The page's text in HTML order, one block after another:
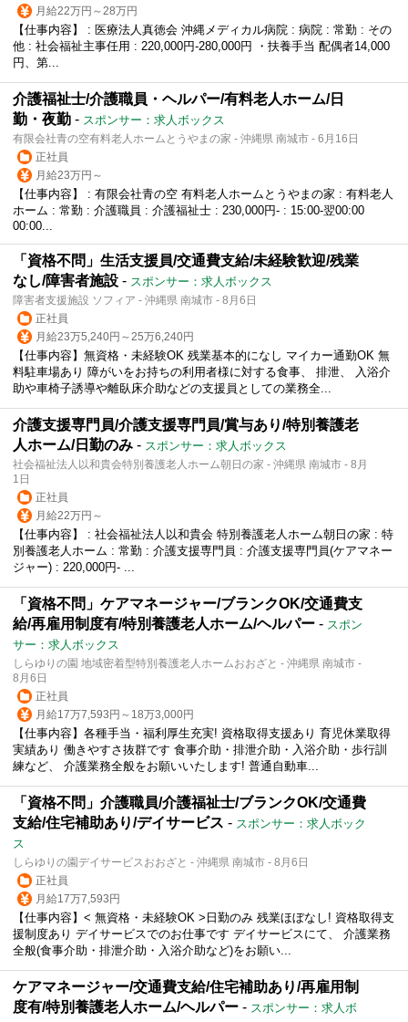
月給22万円～28万円
【仕事内容】 : 医療法人真徳会 沖縄メディカル病院 : 病院 : 常勤 : その
他 : 社会福祉主事任用 : 220,000円-280,000円 ・扶養手当 配偶者14,000
円、第...
介護福祉士/介護職員・ヘルパー/有料老人ホーム/日
勤・夜勤 - スポンサー：求人ボックス
有限会社青の空有料老人ホームとうやまの家 - 沖縄県 南城市 - 6月16日
正社員
月給23万円～
【仕事内容】 : 有限会社青の空 有料老人ホームとうやまの家 : 有料老人
ホーム : 常勤 : 介護職員 : 介護福祉士 : 230,000円- : 15:00-翌00:00
00:00...
「資格不問」生活支援員/交通費支給/未経験歓迎/残業
なし/障害者施設 - スポンサー：求人ボックス
障害者支援施設 ソフィア - 沖縄県 南城市 - 8月6日
正社員
月給23万5,240円～25万6,240円
【仕事内容】無資格・未経験OK 残業基本的になし マイカー通勤OK 無
料駐車場あり 障がいをお持ちの利用者様に対する食事、 排泄、 入浴介
助や車椅子誘導や離臥床介助などの支援員としての業務全...
介護支援専門員/介護支援専門員/賞与あり/特別養護老
人ホーム/日勤のみ - スポンサー：求人ボックス
社会福祉法人以和貴会特別養護老人ホーム朝日の家 - 沖縄県 南城市 - 8月
1日
正社員
月給22万円～
【仕事内容】 : 社会福祉法人以和貴会 特別養護老人ホーム朝日の家 : 特
別養護老人ホーム : 常勤 : 介護支援専門員 : 介護支援専門員(ケアマネー
ジャー) : 220,000円- ...
「資格不問」ケアマネージャー/ブランクOK/交通費支
給/再雇用制度有/特別養護老人ホーム/ヘルパー - スポン
サー：求人ボックス
しらゆりの園 地域密着型特別養護老人ホームおおざと - 沖縄県 南城市 -
8月6日
正社員
月給17万7,593円～18万3,000円
【仕事内容】各種手当・福利厚生充実! 資格取得支援あり 育児休業取得
実績あり 働きやすさ抜群です 食事介助・排泄介助・入浴介助・歩行訓
練など、 介護業務全般をお願いいたします! 普通自動車...
「資格不問」介護職員/介護福祉士/ブランクOK/交通費
支給/住宅補助あり/デイサービス - スポンサー：求人ボック
ス
しらゆりの園デイサービスおおざと - 沖縄県 南城市 - 8月6日
正社員
月給17万7,593円
【仕事内容】< 無資格・未経験OK >日勤のみ 残業ほぼなし! 資格取得支
援制度あり デイサービスでのお仕事です デイサービスにて、 介護業務
全般(食事介助・排泄介助・入浴介助など)をお願い...
ケアマネージャー/交通費支給/住宅補助あり/再雇用制
度有/特別養護老人ホーム/ヘルパー - スポンサー：求人ボ